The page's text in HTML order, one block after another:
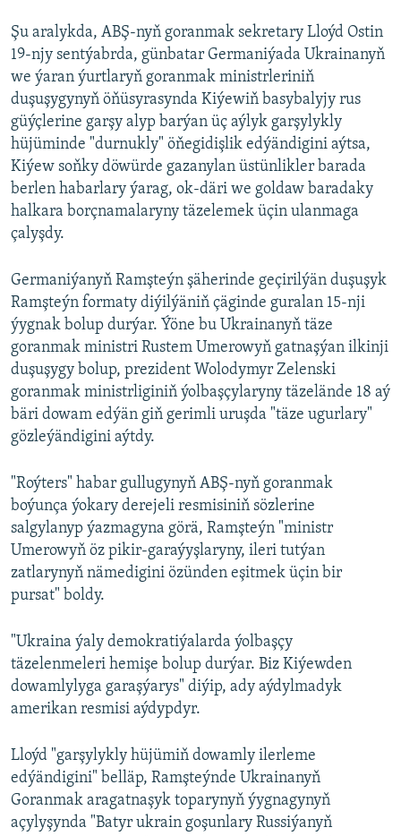
Şu aralykda, ABŞ-nyň goranmak sekretary Lloýd Ostin
19-njy sentýabrda, günbatar Germaniýada Ukrainanyň
we ýaran ýurtlaryň goranmak ministrleriniň
duşuşygynyň öňüsyrasynda Kiýewiň basybalyjy rus
güýçlerine garşy alyp barýan üç aýlyk garşylykly
hüjüminde "durnukly" öňegidişlik edýändigini aýtsa,
Kiýew soňky döwürde gazanylan üstünlikler barada
berlen habarlary ýarag, ok-däri we goldaw baradaky
halkara borçnamalaryny täzelemek üçin ulanmaga
çalyşdy.
Germaniýanyň Ramşteýn şäherinde geçirilýän duşuşyk
Ramşteýn formaty diýilýäniň çäginde guralan 15-nji
ýygnak bolup durýar. Ýöne bu Ukrainanyň täze
goranmak ministri Rustem Umerowyň gatnaşýan ilkinji
duşuşygy bolup, prezident Wolodymyr Zelenski
goranmak ministrliginiň ýolbaşçylaryny täzelände 18 aý
bäri dowam edýän giň gerimli uruşda "täze ugurlary"
gözleýändigini aýtdy.
"Roýters" habar gullugynyň ABŞ-nyň goranmak
boýunça ýokary derejeli resmisiniň sözlerine
salgylanyp ýazmagyna görä, Ramşteýn "ministr
Umerowyň öz pikir-garaýyşlaryny, ileri tutýan
zatlarynyň nämedigini özünden eşitmek üçin bir
pursat" boldy.
"Ukraina ýaly demokratiýalarda ýolbaşçy
täzelenmeleri hemişe bolup durýar. Biz Kiýewden
dowamlylyga garaşýarys" diýip, ady aýdylmadyk
amerikan resmisi aýdypdyr.
Lloýd "garşylykly hüjümiň dowamly ilerleme
edýändigini" belläp, Ramşteýnde Ukrainanyň
Goranmak aragatnaşyk toparynyň ýygnagynyň
açylyşynda "Batyr ukrain goşunlary Russiýanyň